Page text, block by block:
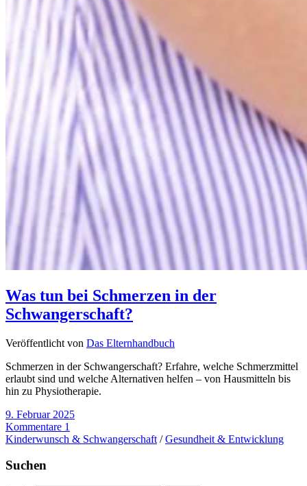
Was tun bei Schmerzen in der
Schwangerschaft?
Veröffentlicht von Das Elternhandbuch
Schmerzen in der Schwangerschaft? Erfahre, welche Schmerzmittel
erlaubt sind und welche Alternativen helfen – von Hausmitteln bis
hin zu Physiotherapie.
9. Februar 2025
Kommentare 1
Kinderwunsch & Schwangerschaft /Gesundheit & Entwicklung
Suchen